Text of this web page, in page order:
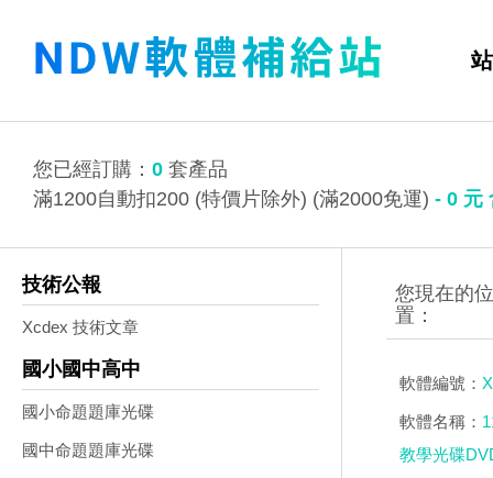
您已經訂購： 0 套產品
滿1200自動扣200 (特價片除外) (滿2000免運) - 0 元
技術公報
Xcdex 技術文章
國小國中高中
國小命題題庫光碟
國中命題題庫光碟
軟體編號：
軟體名稱：
教學光碟